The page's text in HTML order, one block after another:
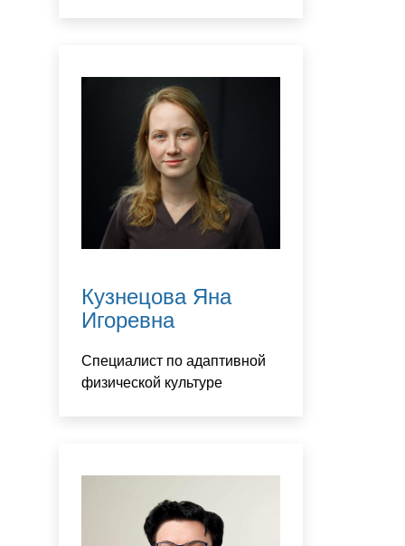
Кузнецова Яна
Игоревна
Специалист по адаптивной
физической культуре